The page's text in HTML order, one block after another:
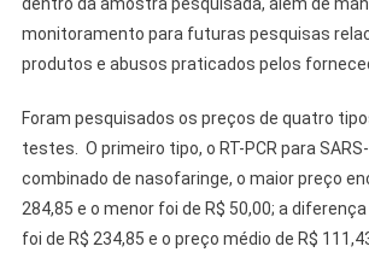
dentro da amostra pesquisada, além de
monitoramento para futuras pesquisas
produtos e abusos praticados pelos
Foram pesquisados os preços de quatro
testes. O primeiro tipo, o RT-PCR para
combinado de nasofaringe, o maior preço
284,85 e o menor foi de R$ 50,00; a
foi de R$ 234,85 e o preço médio de R$